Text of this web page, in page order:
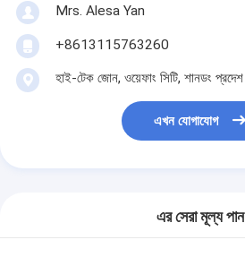
Mrs. Alesa Yan
+8613115763260
হাই-টেক জোন, ওয়েফাং সিটি, শানডং প্রদেশ
এখন যোগাযোগ
এর সেরা মূল্য পান